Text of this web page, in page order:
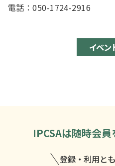
電話：050-1724-2916
イベン
IPCSAは随時会員
登録・利用と